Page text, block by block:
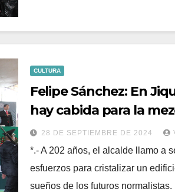
CULTURA
Felipe Sánchez: En
hay cabida para la
rencor u odio
28 DE SEPTIEMBRE DE 2024
*.- A 202 años, el alcalde llamo a
esfuerzos para cristalizar un
sueños de los futuros normalistas.